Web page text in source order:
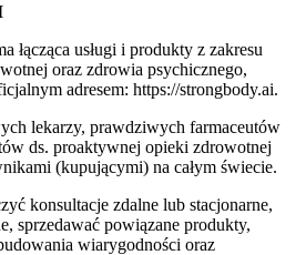
łącząca usługi i produkty z zakresu
oraz zdrowia psychicznego,
adresem: https://strongbody.ai.
lekarzy, prawdziwych farmaceutów
ds. proaktywnej opieki zdrowotnej
(kupującymi) na całym świecie.
konsultacje zdalne lub stacjonarne,
sprzedawać powiązane produkty,
wiarygodności oraz